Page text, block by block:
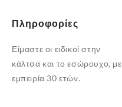
Πληροφορίες
Είμαστε οι ειδικοί στην
κάλτσα και το εσώρουχο, με
εμπειρία 30 ετών.